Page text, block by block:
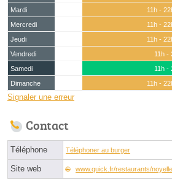
Mardi
11h -
Mercredi
11h -
Jeudi
11h -
Vendredi
11h -
Samedi
11h -
Dimanche
11h -
Signaler une erreur
Contact
Téléphone Téléphoner au burger
Site web www.quick.fr/restaurants/